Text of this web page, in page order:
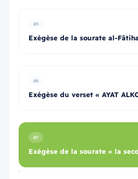
#5
Exégèse de la sourate al-
#6
Exégèse du verset « AYAT
#7
Exégèse de la sourate « la